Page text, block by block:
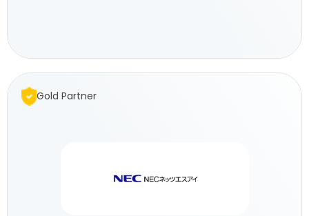
Business
Systems,
Gold Partner